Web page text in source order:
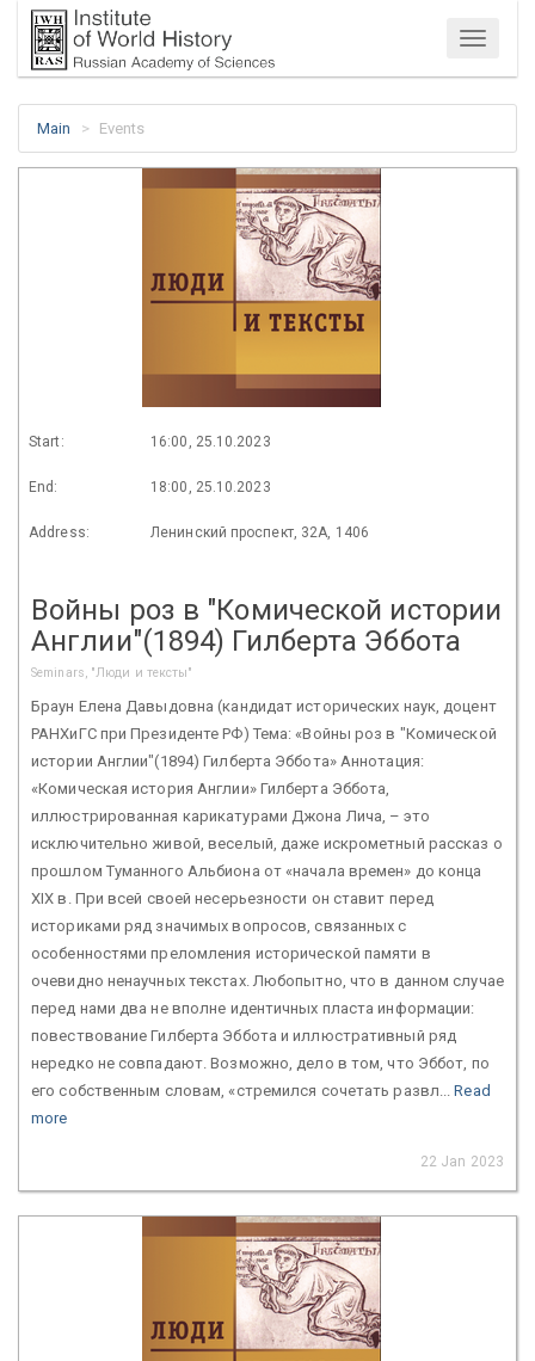
Menu
Main Events
Start: 16:00, 25.10.2023
End: 18:00, 25.10.2023
Address: Ленинский проспект, 32А, 1406
Войны роз в "Комической истории
Англии"(1894) Гилберта Эббота
Seminars, "Люди и тексты"
Браун Елена Давыдовна (кандидат исторических наук, доцент
РАНХиГС при Президенте РФ) Тема: «Войны роз в "Комической
истории Англии"(1894) Гилберта Эббота» Аннотация:
«Комическая история Англии» Гилберта Эббота,
иллюстрированная карикатурами Джона Лича, – это
исключительно живой, веселый, даже искрометный рассказ о
прошлом Туманного Альбиона от «начала времен» до конца
XIX в. При всей своей несерьезности он ставит перед
историками ряд значимых вопросов, связанных с
особенностями преломления исторической памяти в
очевидно ненаучных текстах. Любопытно, что в данном случае
перед нами два не вполне идентичных пласта информации:
повествование Гилберта Эббота и иллюстративный ряд
нередко не совпадают. Возможно, дело в том, что Эббот, по
его собственным словам, «стремился сочетать развл...Read
more
22 Jan 2023